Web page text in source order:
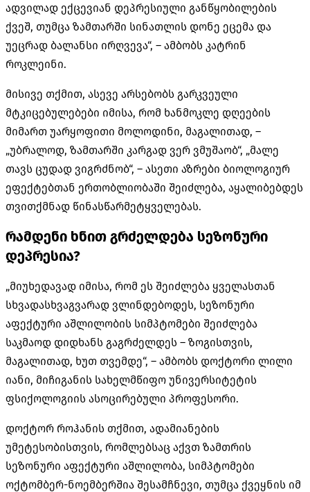
ადვილად ექცევიან დეპრესიული განწყობილების
ქვეშ, თუმცა ზამთარში სინათლის დონე ეცემა და
უეცრად ბალანსი ირღვევა“, – ამბობს კატრინ
როკლეინი.
მისივე თქმით, ასევე არსებობს გარკვეული
მტკიცებულებები იმისა, რომ ხანმოკლე დღეების
მიმართ უარყოფითი მოლოდინი, მაგალითად, –
„უბრალოდ, ზამთარში კარგად ვერ ვმუშაობ“, „მალე
თავს ცუდად ვიგრძნობ“, – ასეთი აზრები ბიოლოგიურ
ეფექტებთან ერთობლიობაში შეიძლება, აყალიბებდეს
თვითქმნად წინასწარმეტყველებას.
რამდენი ხნით გრძელდება სეზონური
დეპრესია?
„მიუხედავად იმისა, რომ ეს შეიძლება ყველასთან
სხვადასხვაგვარად ვლინდებოდეს, სეზონური
აფექტური აშლილობის სიმპტომები შეიძლება
საკმაოდ დიდხანს გაგრძელდეს – ზოგისთვის,
მაგალითად, ხუთ თვემდე“, – ამბობს დოქტორი ლილი
იანი, მიჩიგანის სახელმწიფო უნივერსიტეტის
ფსიქოლოგიის ასოცირებული პროფესორი.
დოქტორ როჰანის თქმით, ადამიანების
უმეტესობისთვის, რომლებსაც აქვთ ზამთრის
სეზონური აფექტური აშლილობა, სიმპტომები
ოქტომბერ-ნოემბერშია შესამჩნევი, თუმცა ქვეყნის იმ